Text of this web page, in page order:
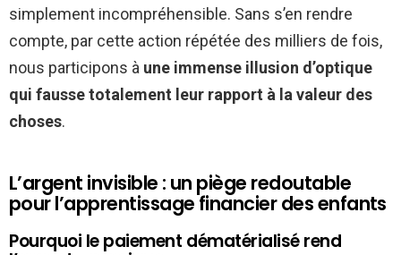
simplement incompréhensible. Sans s’en rendre
compte, par cette action répétée des milliers de fois,
nous participons à une immense illusion d’optique
qui fausse totalement leur rapport à la valeur des
choses.
L’argent invisible : un piège redoutable
pour l’apprentissage financier des enfants
Pourquoi le paiement dématérialisé rend